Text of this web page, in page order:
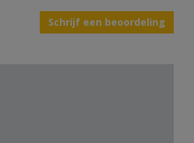
Schrijf een beoordeling